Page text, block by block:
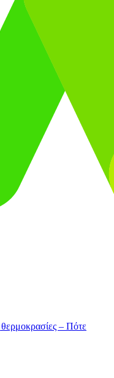
θερμοκρασίες – Πότε